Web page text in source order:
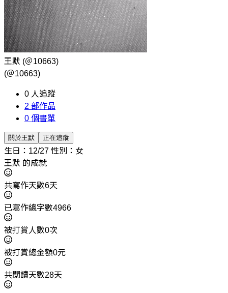
王默 (＠10663)
(＠10663)
0 人追蹤
2 部作品
0 個書單
關於王默 正在追蹤
生日：12/27 性別：女
王默 的成就
共寫作天數6天
已寫作總字數4966
被打賞人數0次
被打賞總金額0元
共閱讀天數28天